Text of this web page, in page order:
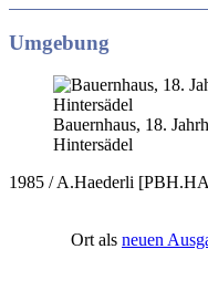
Umgebung
Bauernhaus, 18.
Hintersädel
1985 / A.Haederli
Ort als neuen